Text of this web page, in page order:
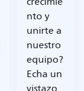
nto y
unirte a
nuestro
equipo?
Echa un